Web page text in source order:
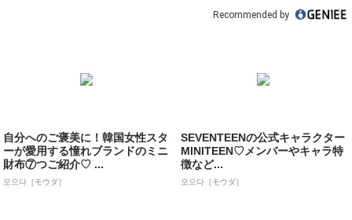
Recommended by
自分へのご褒美に！韓国女性スタ
ーが愛用する憧れブランドのミニ
財布⑦つご紹介♡ ...
모으다［モウダ］
SEVENTEENの公式キャラクター
MINITEEN♡メンバーやキャラ特
徴など...
모으다［モウダ］